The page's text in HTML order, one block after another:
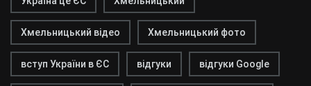
Хмельницький відео Хмельницький фото
вступ України в ЄС відгуки відгуки Google